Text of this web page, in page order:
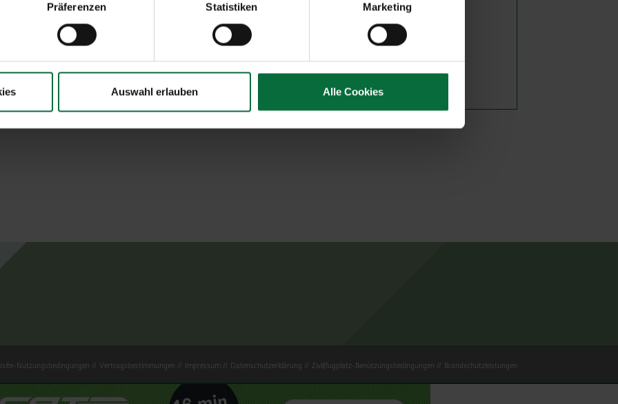
Präferenzen Statistiken Marketing
Auswahl erlauben Alle Cookies
Süßspeisen
Tee
Warme Snacks
Warme Speisen
Wein
Nutzungsbedingungen Vertragsbestimmungen Impressum Datenschutzerklärung Zivilflugplatz-Benützungsbedingungen Brandschutzleistungen